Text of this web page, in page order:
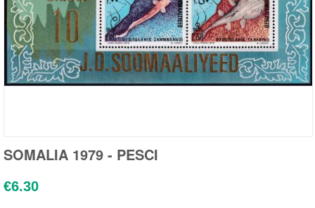
SOMALIA 1979 - PESCI
€6.30